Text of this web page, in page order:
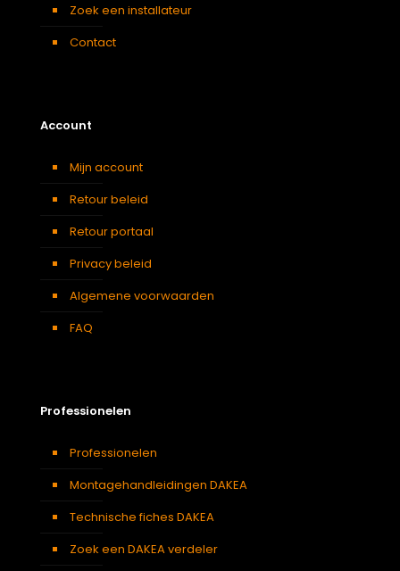
Zoek een installateur
Contact
Account
Mijn account
Retour beleid
Retour portaal
Privacy beleid
Algemene voorwaarden
FAQ
Professionelen
Professionelen
Montagehandleidingen DAKEA
Technische fiches DAKEA
Zoek een DAKEA verdeler